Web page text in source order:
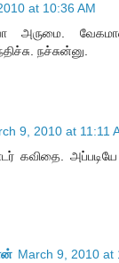
at 10:36 AM
அருமை.
நச்சுன்னு.
9, 2010 at 11:11
கவிதை. அப்படியே
March 9, 2010 at